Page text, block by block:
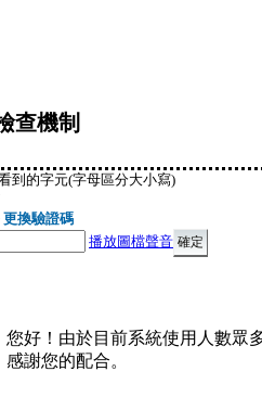
查機制
到的字元(字母區分大小寫)
更換驗證碼
播放圖檔聲音
您好！由於目前系統使用人數眾
謝您的配合。